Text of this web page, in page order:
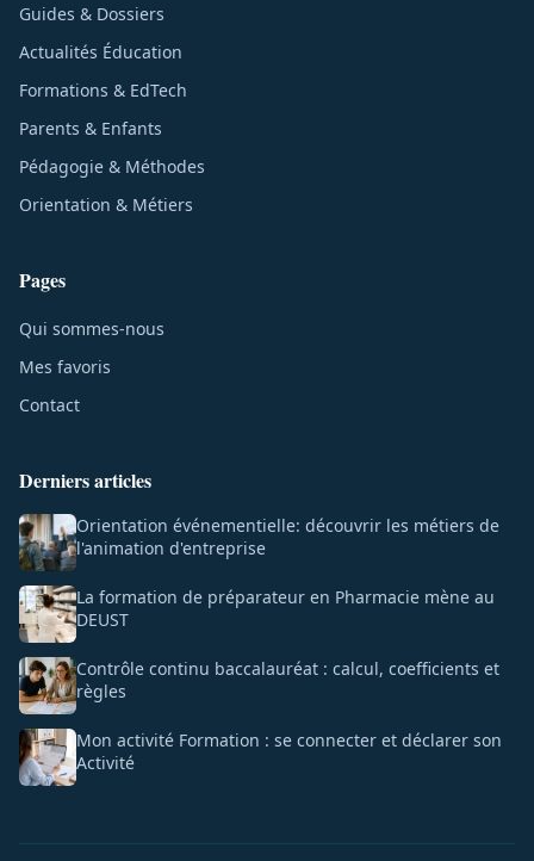
Guides & Dossiers
Actualités Éducation
Formations & EdTech
Parents & Enfants
Pédagogie & Méthodes
Orientation & Métiers
Pages
Qui sommes-nous
Mes favoris
Contact
Derniers articles
Orientation événementielle: découvrir les métiers de
l'animation d'entreprise
La formation de préparateur en Pharmacie mène au
DEUST
Contrôle continu baccalauréat : calcul, coefficients et
règles
Mon activité Formation : se connecter et déclarer son
Activité